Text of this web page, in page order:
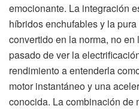
emocionante. La integración
híbridos enchufables y la
convertido en la norma, no
pasado de ver la
rendimiento a entenderla
motor instantáneo y una
conocida. La combinación de